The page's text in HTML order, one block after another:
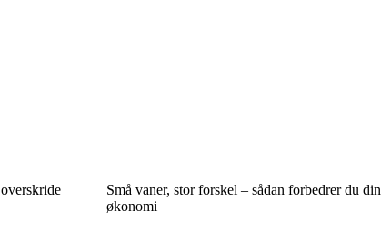
Små vaner, stor forskel – sådan forbedrer du din
økonomi